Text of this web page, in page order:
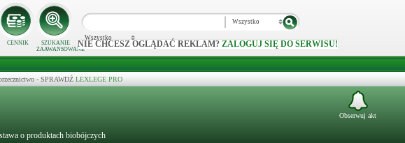
CENNIK
SZUKANIE
ZAAWANSOWANE
Wszystko
Wszystko
NIE CHCESZ OGLĄDAĆ REKLAM? ZALOGUJ SIĘ DO SERWISU!
- SPRAWDŹ LEXLEGE PRO
o produktach biobójczych
Obserwuj akt